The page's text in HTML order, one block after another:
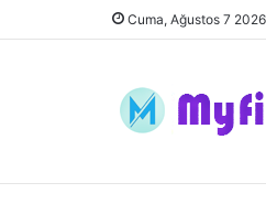
Cuma, Ağustos 7 2026